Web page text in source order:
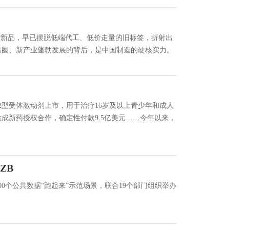
品，早已摆脱低端代工、低价走量的旧标签，折射出
、新产业蓬勃发展的背后，是中国制造的硬核实力。
受体激动剂上市，用于治疗16岁及以上青少年和成人
新药授权合作，确定性付款9.5亿美元……今年以来，
个公共数据“跑起来”示范场景，联合19个部门组织举办